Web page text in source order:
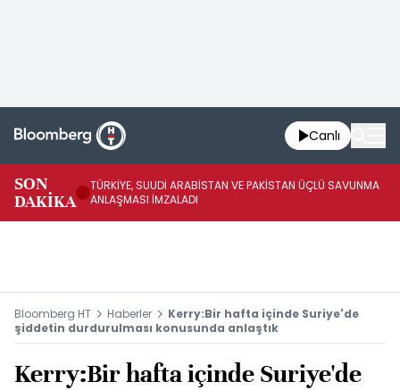
Canlı
SON
DAKİKA
TÜRKİYE, SUUDİ ARABİSTAN VE PAKİSTAN ÜÇLÜ SAVUNMA
ANLAŞMASI İMZALADI
Bloomberg HT Haberler
Kerry:Bir hafta içinde Suriye'de
şiddetin durdurulması konusunda anlaştık
Kerry:Bir hafta içinde Suriye'de